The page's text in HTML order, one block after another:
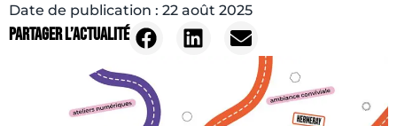
Date de publication : 22 août 2025
Partager l’actualité